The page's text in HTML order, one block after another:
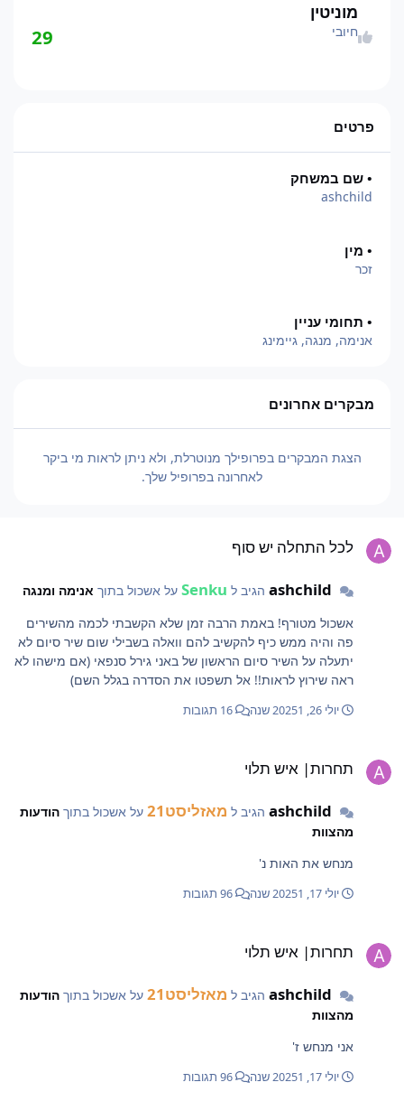
מוניטין
חיובי 29
פרטים
• שם במשחק
ashchild
• מין
זכר
• תחומי עניין
אנימה, מנגה, גיימינג
מבקרים אחרונים
הצגת המבקרים בפרופילך מנוטרלת, ולא ניתן לראות מי ביקר
לאחרונה בפרופיל שלך.
לכל התחלה יש סוף
ashchildהגיב ל Senkuעל אשכול בתוך אנימה ומנגה
אשכול מטורף! באמת הרבה זמן שלא הקשבתי לכמה מהשירים
פה והיה ממש כיף להקשיב להם וואלה בשבילי שום שיר סיום לא
יתעלה על השיר סיום הראשון של באני גירל סנפאי (אם מישהו לא
ראה שירוץ לראות!! אל תשפטו את הסדרה בגלל השם)
יולי 26, 2025 1 שנה
תחרות| איש תלוי
ashchildהגיב ל מאזליסט21 על אשכול בתוך הודעות
מהצוות
מנחש את האות נ'
יולי 17, 2025 1 שנה
תחרות| איש תלוי
ashchildהגיב ל מאזליסט21 על אשכול בתוך הודעות
מהצוות
אני מנחש ז'
יולי 17, 2025 1 שנה